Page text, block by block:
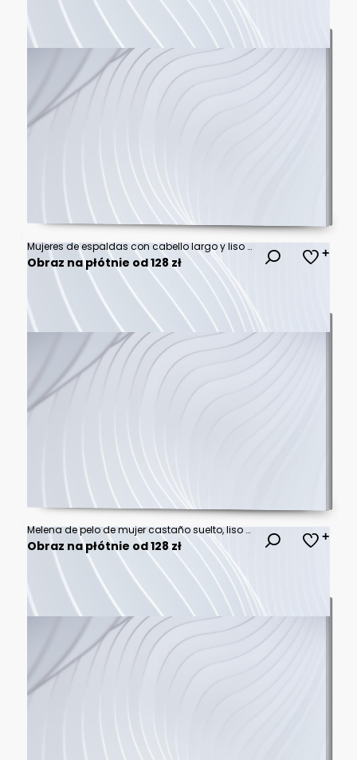
Mujeres de espaldas con cabello largo y liso en diferentes colores y tonos
Obraz na płótnie od 128 zł
Melena de pelo de mujer castaño suelto, liso y bien peinado sobre fondo blanco
Obraz na płótnie od 128 zł